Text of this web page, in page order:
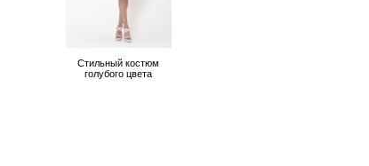
Стильный костюм
голубого цвета